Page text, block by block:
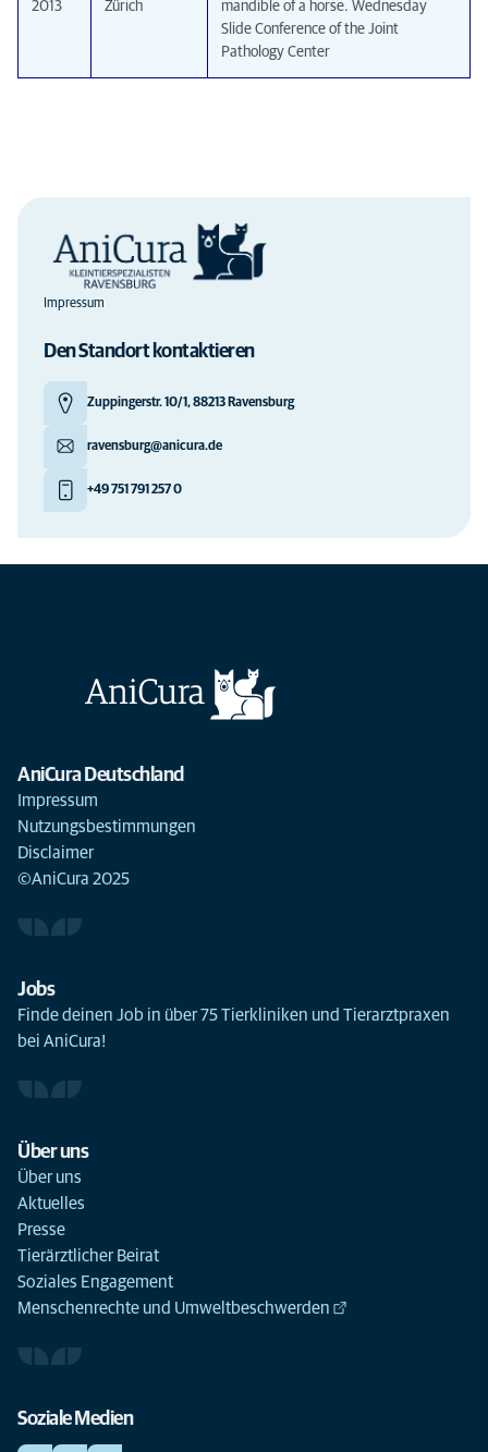
2013 Zürich
mandible of a horse. Wednesday
Slide Conference of the Joint
Pathology Center
Impressum
Den Standort kontaktieren
Zuppingerstr. 10/1, 88213 Ravensburg
ravensburg@anicura.de
+49 751 791 257 0
AniCura Deutschland
Impressum
Nutzungsbestimmungen
Disclaimer
©AniCura 2025
Jobs
Finde deinen Job in über 75 Tierkliniken und Tierarztpraxen
bei AniCura!
Über uns
Über uns
Aktuelles
Presse
Tierärztlicher Beirat
Soziales Engagement
Menschenrechte und Umweltbeschwerden
Soziale Medien